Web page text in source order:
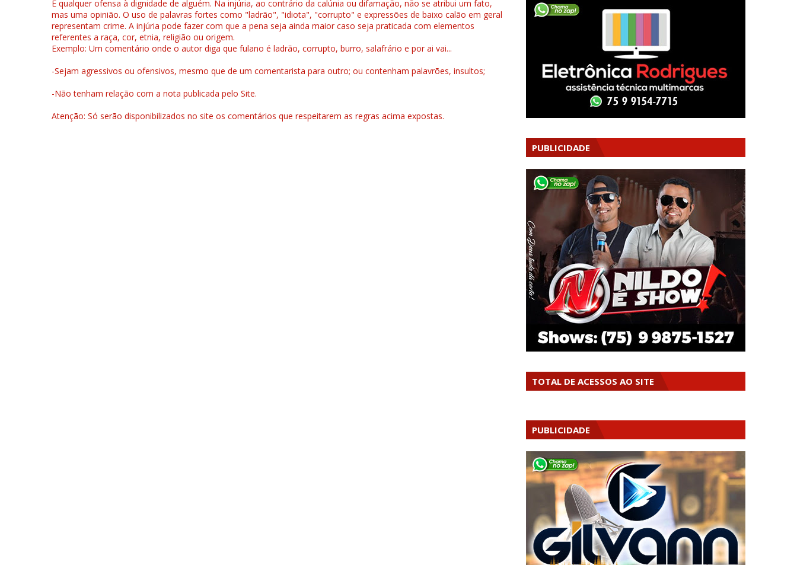
É qualquer ofensa à dignidade de alguém. Na injúria, ao contrário da calúnia ou difamação, não se atribui um fato,
mas uma opinião. O uso de palavras fortes como "ladrão", "idiota", "corrupto" e expressões de baixo calão em geral
representam crime. A injúria pode fazer com que a pena seja ainda maior caso seja praticada com elementos
referentes a raça, cor, etnia, religião ou origem.
Exemplo: Um comentário onde o autor diga que fulano é ladrão, corrupto, burro, salafrário e por ai vai...
-Sejam agressivos ou ofensivos, mesmo que de um comentarista para outro; ou contenham palavrões, insultos;
-Não tenham relação com a nota publicada pelo Site.
Atenção: Só serão disponibilizados no site os comentários que respeitarem as regras acima expostas.
PUBLICIDADE
TOTAL DE ACESSOS AO SITE
PUBLICIDADE